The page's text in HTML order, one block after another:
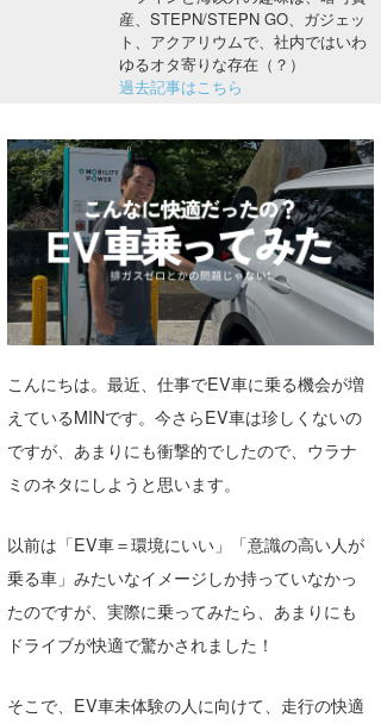
サーフィンエリアガイド
今月のプレゼント
産、STEPN/STEPN GO、ガジェッ
ト、アクアリウムで、社内ではいわ
ゆるオタ寄りな存在（？）
過去記事はこちら
こんにちは。最近、仕事でEV車に乗る機会が増
えているMINです。今さらEV車は珍しくないの
ですが、あまりにも衝撃的でしたので、ウラナ
ミのネタにしようと思います。
以前は「EV車＝環境にいい」「意識の高い人が
乗る車」みたいなイメージしか持っていなかっ
たのですが、実際に乗ってみたら、あまりにも
ドライブが快適で驚かされました！
そこで、EV車未体験の人に向けて、走行の快適
ショップ情報
湘南
千葉北
伊豆
千葉南
四国
沖縄
お知らせ
その他
ルール＆How to
VOTE!
Core Surf Japan